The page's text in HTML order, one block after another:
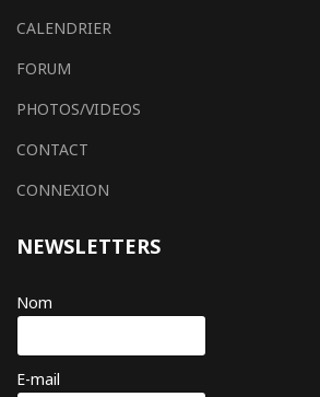
CALENDRIER
FORUM
PHOTOS/VIDEOS
CONTACT
CONNEXION
NEWSLETTERS
Nom
E-mail